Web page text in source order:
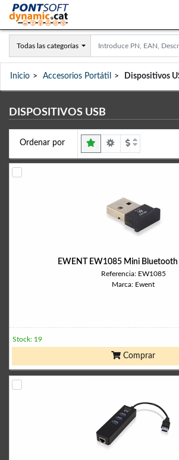
Todas las categorías
Inicio Accesorios Portátil Dispositivos
DISPOSITIVOS USB
Ordenar por
EWENT EW1085 Mini Bluetooth
Referencia: EW1085
Marca: Ewent
Stock: 19
Comprar